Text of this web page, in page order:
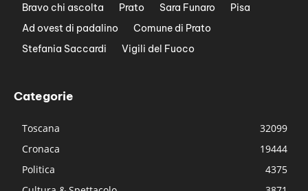
Bravo chi ascolta
Prato Sara Funaro
Pisa
Ad ovest di padalino
Comune di Prato
Stefania Saccardi
Vigili del Fuoco
Categorie
Toscana
32099
Cronaca
19444
Politica
4375